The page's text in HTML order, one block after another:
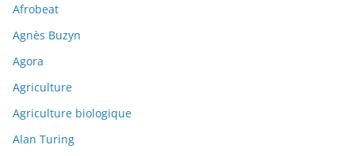
Afrobeat
Agnès Buzyn
Agora
Agriculture
Agriculture biologique
Alan Turing